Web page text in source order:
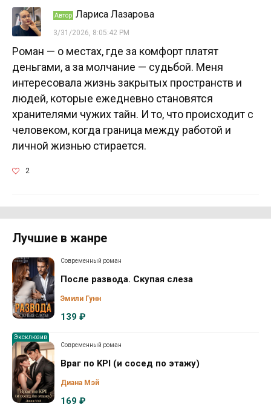
Автор Лариса Лазарова
3/31/2026, 8:05:42 PM
Роман — о местах, где за комфорт платят
деньгами, а за молчание — судьбой. Меня
интересовала жизнь закрытых пространств и
людей, которые ежедневно становятся
хранителями чужих тайн. И то, что происходит с
человеком, когда граница между работой и
личной жизнью стирается.
2
Лучшие в жанре
Современный роман
После развода. Скупая слеза
Эмили Гунн
139 ₽
Эксклюзив
Современный роман
Враг по KPI (и сосед по этажу)
Диана Мэй
169 ₽